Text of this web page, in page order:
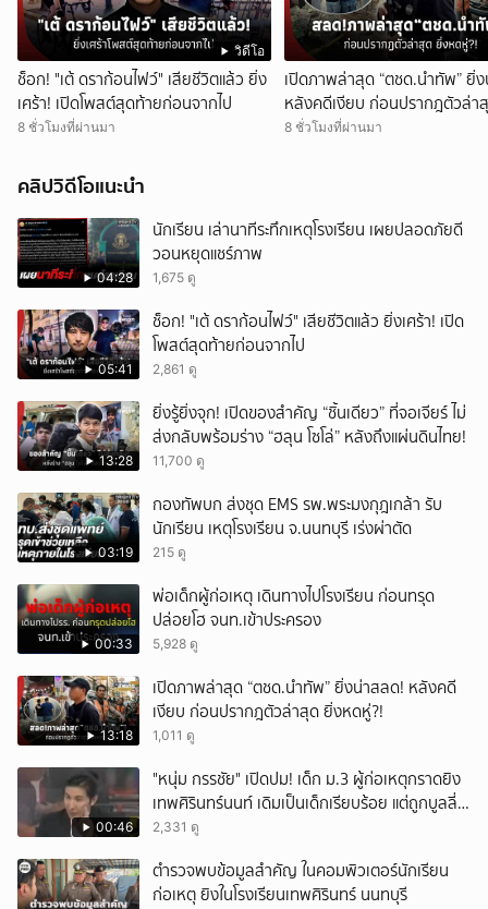
วิดีโอ
ช็อก! "เต้ ดราก้อนไฟว์" เสียชีวิตแล้ว ยิ่ง
เศร้า! เปิดโพสต์สุดท้ายก่อนจากไป
8 ชั่วโมงที่ผ่านมา
เปิดภาพล่าสุด “ตชด.นำทัพ” ยิ่
หลังคดีเงียบ ก่อนปรากฎตัวล่า
หดหู่?!
8 ชั่วโมงที่ผ่านมา
คลิปวิดีโอแนะนำ
04:28
นักเรียน เล่านาทีระทึกเหตุโรงเรียน เผยปลอดภัยดี
วอนหยุดแชร์ภาพ
1,675 ดู
05:41
ช็อก! "เต้ ดราก้อนไฟว์" เสียชีวิตแล้ว ยิ่งเศร้า! เปิด
โพสต์สุดท้ายก่อนจากไป
2,861 ดู
13:28
ยิ่งรู้ยิ่งจุก! เปิดของสำคัญ “ชิ้นเดียว” ที่จอเจียร์ ไม่
ส่งกลับพร้อมร่าง “ฮลุน โซโล่” หลังถึงแผ่นดินไทย!
11,700 ดู
03:19
กองทัพบก ส่งชุด EMS รพ.พระมงกุฎเกล้า รับ
นักเรียน เหตุโรงเรียน จ.นนทบุรี เร่งผ่าตัด
215 ดู
00:33
พ่อเด็กผู้ก่อเหตุ เดินทางไปโรงเรียน ก่อนทรุด
ปล่อยโฮ จนท.เข้าประครอง
5,928 ดู
13:18
เปิดภาพล่าสุด “ตชด.นำทัพ” ยิ่งน่าสลด! หลังคดี
เงียบ ก่อนปรากฎตัวล่าสุด ยิ่งหดหู่?!
1,011 ดู
00:46
"หนุ่ม กรรชัย" เปิดปม! เด็ก ม.3 ผู้ก่อเหตุกราดยิง
เทพศิรินทร์นนท์ เดิมเป็นเด็กเรียบร้อย แต่ถูกบูลลี่
หนัก คาดแรงกดดันสะสมกลายเป็นแรงแค้น จนก่อ
2,331 ดู
ตำรวจพบข้อมูลสำคัญ ในคอมพิวเตอร์นักเรียน
ก่อเหตุ ยิงในโรงเรียนเทพศิรินทร์ นนทบุรี